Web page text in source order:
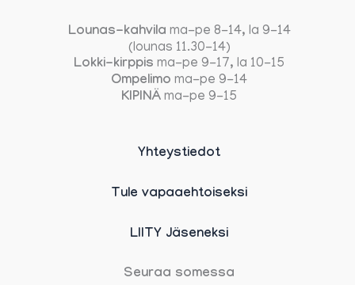
Lounas-kahvila ma-pe 8-14, la 9-14
(lounas 11.30-14)
Lokki-kirppis ma-pe 9-17, la 10-15
Ompelimo ma-pe 9-14
KIPINÄ ma-pe 9-15
Yhteystiedot
Tule vapaaehtoiseksi
LIITY Jäseneksi
Seuraa somessa